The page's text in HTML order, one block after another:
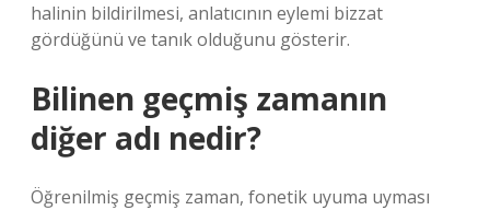
halinin bildirilmesi, anlatıcının eylemi bizzat
gördüğünü ve tanık olduğunu gösterir.
Bilinen geçmiş zamanın
diğer adı nedir?
Öğrenilmiş geçmiş zaman, fonetik uyuma uyması